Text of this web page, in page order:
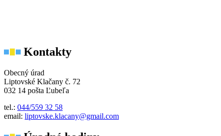
Kontakty
Obecný úrad
Liptovské Klačany č. 72
032 14 pošta Ľubeľa
tel.: 044/559 32 58
email: liptovske.klacany@gmail.com